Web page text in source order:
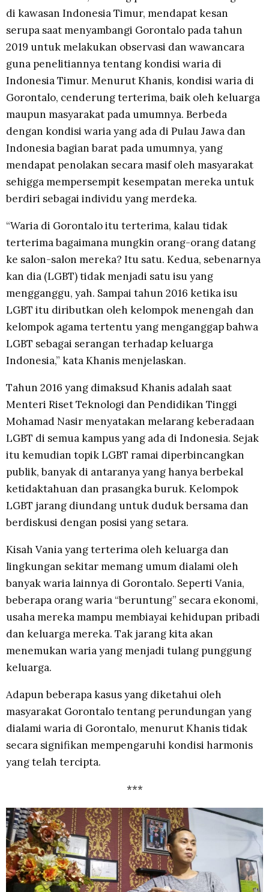
di kawasan Indonesia Timur, mendapat kesan
serupa saat menyambangi Gorontalo pada tahun
2019 untuk melakukan observasi dan wawancara
guna penelitiannya tentang kondisi waria di
Indonesia Timur. Menurut Khanis, kondisi waria di
Gorontalo, cenderung terterima, baik oleh keluarga
maupun masyarakat pada umumnya. Berbeda
dengan kondisi waria yang ada di Pulau Jawa dan
Indonesia bagian barat pada umumnya, yang
mendapat penolakan secara masif oleh masyarakat
sehigga mempersempit kesempatan mereka untuk
berdiri sebagai individu yang merdeka.
“Waria di Gorontalo itu terterima, kalau tidak
terterima bagaimana mungkin orang-orang datang
ke salon-salon mereka? Itu satu. Kedua, sebenarnya
kan dia (LGBT) tidak menjadi satu isu yang
mengganggu, yah. Sampai tahun 2016 ketika isu
LGBT itu diributkan oleh kelompok menengah dan
kelompok agama tertentu yang menganggap bahwa
LGBT sebagai serangan terhadap keluarga
Indonesia,” kata Khanis menjelaskan.
Tahun 2016 yang dimaksud Khanis adalah saat
Menteri Riset Teknologi dan Pendidikan Tinggi
Mohamad Nasir menyatakan melarang keberadaan
LGBT di semua kampus yang ada di Indonesia. Sejak
itu kemudian topik LGBT ramai diperbincangkan
publik, banyak di antaranya yang hanya berbekal
ketidaktahuan dan prasangka buruk. Kelompok
LGBT jarang diundang untuk duduk bersama dan
berdiskusi dengan posisi yang setara.
Kisah Vania yang terterima oleh keluarga dan
lingkungan sekitar memang umum dialami oleh
banyak waria lainnya di Gorontalo. Seperti Vania,
beberapa orang waria “beruntung” secara ekonomi,
usaha mereka mampu membiayai kehidupan pribadi
dan keluarga mereka. Tak jarang kita akan
menemukan waria yang menjadi tulang punggung
keluarga.
Adapun beberapa kasus yang diketahui oleh
masyarakat Gorontalo tentang perundungan yang
dialami waria di Gorontalo, menurut Khanis tidak
secara signifikan mempengaruhi kondisi harmonis
yang telah tercipta.
***